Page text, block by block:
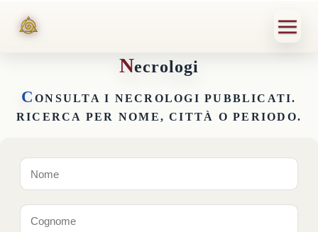
Necrologi
C ONSULTA I NECROLOGI PUBBLICATI.
RICERCA PER NOME, CITTÀ O PERIODO.